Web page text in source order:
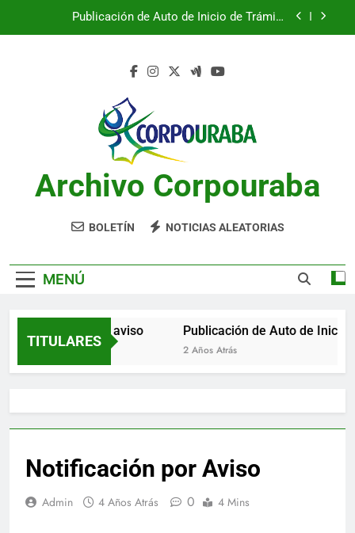
Publicación de Auto de Inicio de Trámite
Notificación por aviso
Publicación de Auto de Inicio de Trámite
Publicación de Auto de Inicio de Trámite
CITACIONES
Archivo Corpouraba
BOLETÍN NOTICIAS ALEATORIAS
MENÚ
TITULARES
Notificación por aviso
2 Años Atrás
Publicación de Auto de Inicio
2 Años Atrás
Notificación por Aviso
Admin 4 Años Atrás 0 4 Mins